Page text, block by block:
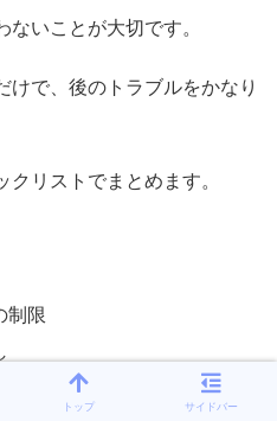
ないことが大切です。
けで、後のトラブルをかなり
リストでまとめます。
制限
トップ サイドバー